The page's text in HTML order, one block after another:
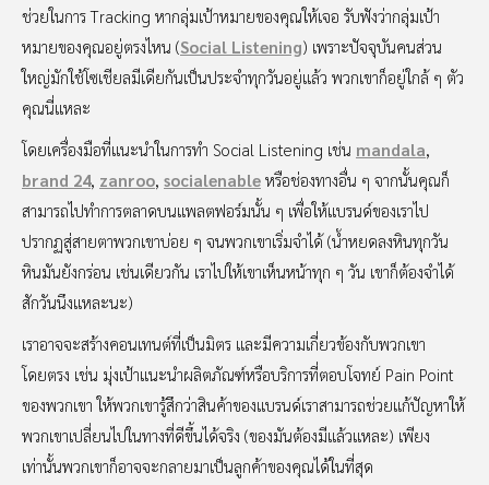
ช่วยในการ Tracking หากลุ่มเป้าหมายของคุณให้เจอ รับฟังว่ากลุ่มเป้า
หมายของคุณอยู่ตรงไหน (Social Listening) เพราะปัจจุบันคนส่วน
ใหญ่มักใช้โซเชียลมีเดียกันเป็นประจำทุกวันอยู่แล้ว พวกเขาก็อยู่ใกล้ ๆ ตัว
คุณนี่แหละ
โดยเครื่องมือที่แนะนำในการทำ Social Listening เช่น mandala,
brand 24, zanroo, socialenable หรือช่องทางอื่น ๆ จากนั้นคุณก็
สามารถไปทำการตลาดบนแพลตฟอร์มนั้น ๆ เพื่อให้แบรนด์ของเราไป
ปรากฏสู่สายตาพวกเขาบ่อย ๆ จนพวกเขาเริ่มจำได้ (น้ำหยดลงหินทุกวัน
หินมันยังกร่อน เช่นเดียวกัน เราไปให้เขาเห็นหน้าทุก ๆ วัน เขาก็ต้องจำได้
สักวันนึงแหละนะ)
เราอาจจะสร้างคอนเทนต์ที่เป็นมิตร และมีความเกี่ยวข้องกับพวกเขา
โดยตรง เช่น มุ่งเป้าแนะนำผลิตภัณฑ์หรือบริการที่ตอบโจทย์ Pain Point
ของพวกเขา ให้พวกเขารู้สึกว่าสินค้าของแบรนด์เราสามารถช่วยแก้ปัญหาให้
พวกเขาเปลี่ยนไปในทางที่ดีขึ้นได้จริง (ของมันต้องมีแล้วแหละ) เพียง
เท่านั้นพวกเขาก็อาจจะกลายมาเป็นลูกค้าของคุณได้ในที่สุด